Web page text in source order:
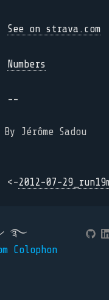
See on strava.com
Numbers
--
By Jérôme Sadou
<-2012-07-
ン ࿐
Colophon